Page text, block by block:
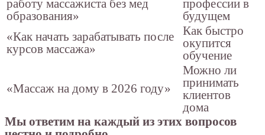
работу массажиста без мед
образования»
профессии в
будущем
«Как начать зарабатывать после
курсов массажа»
Как быстро
окупится
обучение
«Массаж на дому в 2026 году»
Можно ли
принимать
клиентов
дома
Мы ответим на каждый из этих вопросов